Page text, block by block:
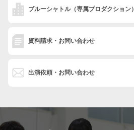
ブルーシャトル（専属プロダクション）
資料請求・お問い合わせ
出演依頼・お問い合わせ